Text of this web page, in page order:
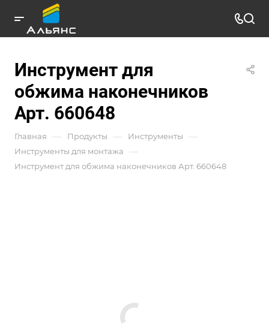
Инструмент для
обжима наконечников
Арт. 660648
Главная — Продукты — Инструменты —
Инструменты для монтажа —
Инструмент для обжима наконечников Арт. 660648